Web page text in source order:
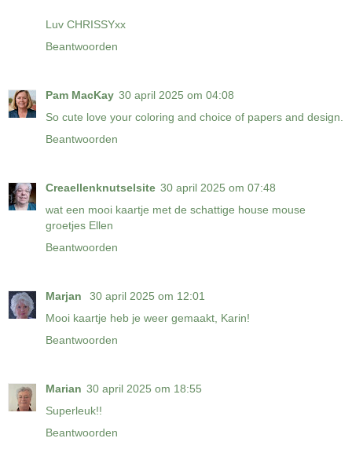
Luv CHRISSYxx
Beantwoorden
Pam MacKay 30 april 2025 om 04:08
So cute love your coloring and choice of papers and design.
Beantwoorden
Creaellenknutselsite 30 april 2025 om 07:48
wat een mooi kaartje met de schattige house mouse
groetjes Ellen
Beantwoorden
Marjan
30 april 2025 om 12:01
Mooi kaartje heb je weer gemaakt, Karin!
Beantwoorden
Marian 30 april 2025 om 18:55
Superleuk!!
Beantwoorden